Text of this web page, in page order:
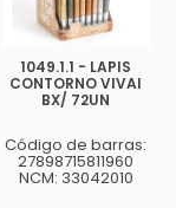
1049.1.1 - LAPIS
CONTORNO VIVAI
BX/ 72UN
Código de barras:
27898715811960
NCM: 33042010